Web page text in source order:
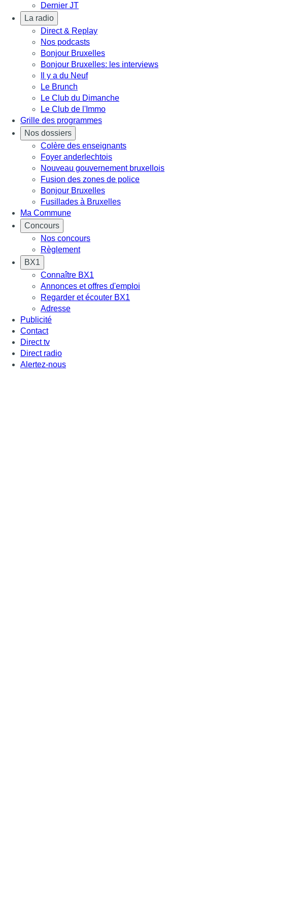
Dernier JT
La radio
Direct & Replay
Nos podcasts
Bonjour Bruxelles
Bonjour Bruxelles: les interviews
Il y a du Neuf
Le Brunch
Le Club du Dimanche
Le Club de l'Immo
Grille des programmes
Nos dossiers
Colère des enseignants
Foyer anderlechtois
Nouveau gouvernement bruxellois
Fusion des zones de police
Bonjour Bruxelles
Fusillades à Bruxelles
Ma Commune
Concours
Nos concours
Règlement
BX1
Connaître BX1
Annonces et offres d'emploi
Regarder et écouter BX1
Adresse
Publicité
Contact
Direct tv
Direct radio
Alertez-nous